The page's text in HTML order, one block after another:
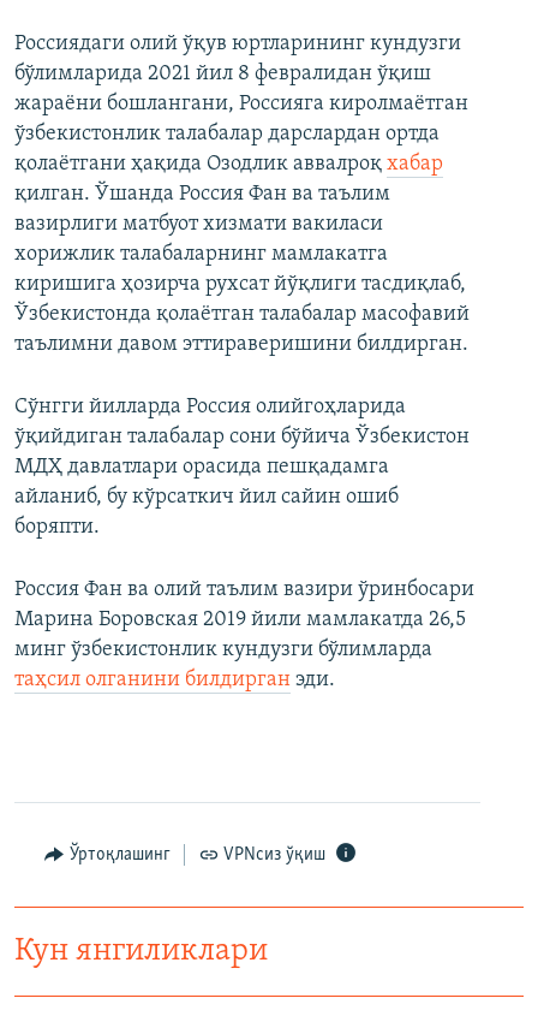
Россиядаги олий ўқув юртларининг кундузги
бўлимларида 2021 йил 8 февралидан ўқиш
жараёни бошлангани, Россияга киролмаётган
ўзбекистонлик талабалар дарслардан ортда
қолаётгани ҳақида Озодлик аввалроқ хабар
қилган. Ўшанда Россия Фан ва таълим
вазирлиги матбуот хизмати вакиласи
хорижлик талабаларнинг мамлакатга
киришига ҳозирча рухсат йўқлиги тасдиқлаб,
Ўзбекистонда қолаётган талабалар масофавий
таълимни давом эттираверишини билдирган.
Сўнгги йилларда Россия олийгоҳларида
ўқийдиган талабалар сони бўйича Ўзбекистон
МДҲ давлатлари орасида пешқадамга
айланиб, бу кўрсаткич йил сайин ошиб
боряпти.
Россия Фан ва олий таълим вазири ўринбосари
Марина Боровская 2019 йили мамлакатда 26,5
минг ўзбекистонлик кундузги бўлимларда
таҳсил олганини билдирган эди.
Ўртоқлашинг VPNсиз ўқиш
Кун янгиликлари